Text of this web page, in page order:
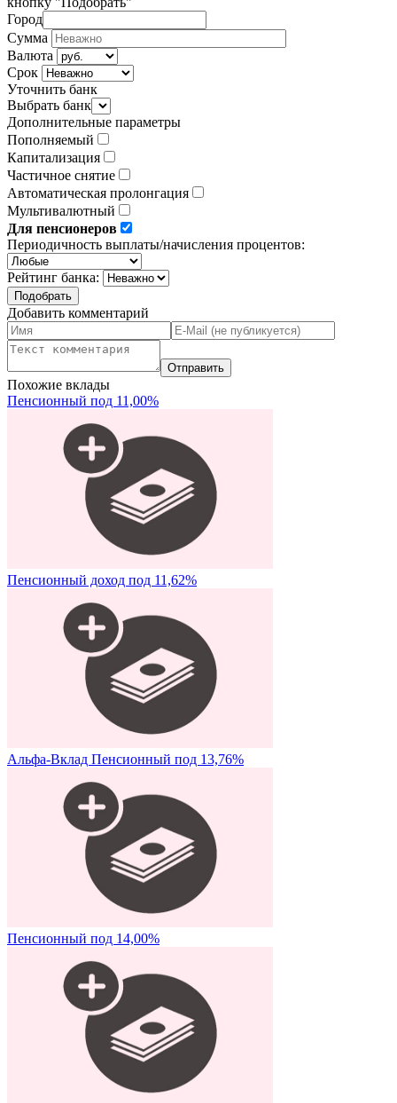
Город
Сумма
Валюта
Срок
Уточнить банк
Выбрать банк
Дополнительные параметры
Пополняемый
Капитализация
Частичное снятие
Автоматическая пролонгация
Мультивалютный
Для пенсионеров
Периодичность выплаты/начисления процентов:
Рейтинг банка:
Добавить комментарий
Похожие вклады
Пенсионный под 11,00%
Пенсионный доход под 11,62%
Альфа-Вклад Пенсионный под 13,76%
Пенсионный под 14,00%